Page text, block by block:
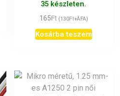
35 készleten.
165Ft (130Ft+ÁFA)
Kosárba teszem